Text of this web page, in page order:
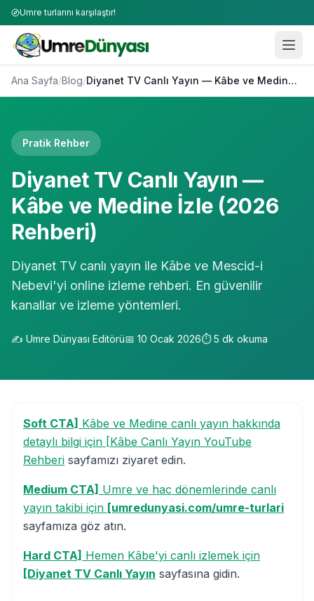
Umre turlarını karşılaştır!
Ana Sayfa/Blog/ Diyanet TV Canlı Yayın — Kâbe ve Medine İzle (2026 Rehberi)
Pratik Rehber
Diyanet TV Canlı Yayın —
Kâbe ve Medine İzle (2026
Rehberi)
Diyanet TV canlı yayın ile Kâbe ve Mescid-i
Nebevi'yi online izleme rehberi. En güvenilir
kanallar ve izleme yöntemleri.
✍️ Umre Dünyası Editörü📅 10 Ocak 2026⏱️5 dk okuma
Soft CTA] Kâbe ve Medine canlı yayın hakkında
detaylı bilgi için [Kâbe Canlı Yayın YouTube
Rehberi sayfamızı ziyaret edin.
Medium CTA] Umre ve hac dönemlerinde canlı
yayın takibi için [umredunyasi.com/umre-turlari
sayfamıza göz atın.
Hard CTA] Hemen Kâbe'yi canlı izlemek için
[Diyanet TV Canlı Yayın sayfasına gidin.